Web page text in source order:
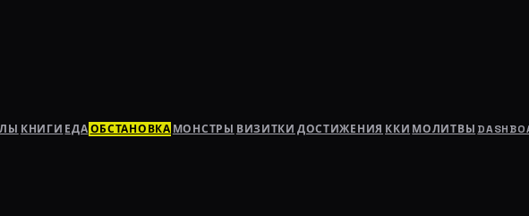
КНИГИ ЕДАОБСТАНОВКА МОНСТРЫ ВИЗИТКИ ДОСТИЖЕНИЯ ККИ МОЛИТВЫ